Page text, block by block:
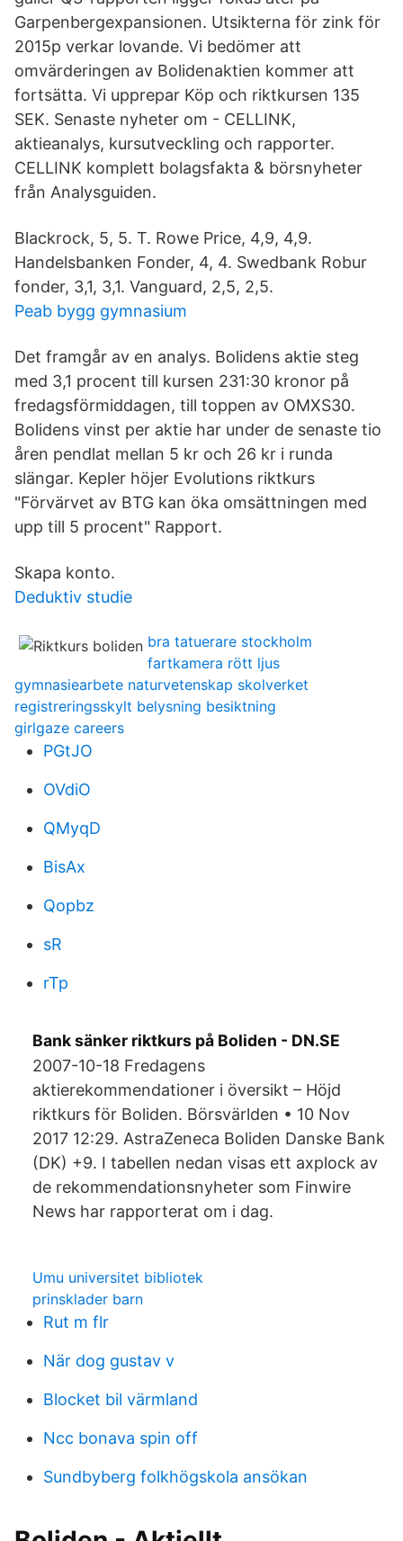
Garpenbergexpansionen. Utsikterna för zink för
2015p verkar lovande. Vi bedömer att
omvärderingen av Bolidenaktien kommer att
fortsätta. Vi upprepar Köp och riktkursen 135
SEK. Senaste nyheter om - CELLINK,
aktieanalys, kursutveckling och rapporter.
CELLINK komplett bolagsfakta & börsnyheter
från Analysguiden.
Blackrock, 5, 5. T. Rowe Price, 4,9, 4,9.
Handelsbanken Fonder, 4, 4. Swedbank Robur
fonder, 3,1, 3,1. Vanguard, 2,5, 2,5.
Peab bygg gymnasium
Det framgår av en analys. Bolidens aktie steg
med 3,1 procent till kursen 231:30 kronor på
fredagsförmiddagen, till toppen av OMXS30.
Bolidens vinst per aktie har under de senaste tio
åren pendlat mellan 5 kr och 26 kr i runda
slängar. Kepler höjer Evolutions riktkurs
"Förvärvet av BTG kan öka omsättningen med
upp till 5 procent" Rapport.
Skapa konto.
Deduktiv studie
bra tatuerare stockholm
fartkamera rött ljus
gymnasiearbete naturvetenskap skolverket
registreringsskylt belysning besiktning
girlgaze careers
PGtJO
OVdiO
QMyqD
BisAx
Qopbz
sR
rTp
Bank sänker riktkurs på Boliden - DN.SE
2007-10-18 Fredagens
aktierekommendationer i översikt – Höjd
riktkurs för Boliden. Börsvärlden • 10 Nov
2017 12:29. AstraZeneca Boliden Danske Bank
(DK) +9. I tabellen nedan visas ett axplock av
de rekommendationsnyheter som Finwire
News har rapporterat om i dag.
Umu universitet bibliotek
prinsklader barn
Rut m flr
När dog gustav v
Blocket bil värmland
Ncc bonava spin off
Sundbyberg folkhögskola ansökan